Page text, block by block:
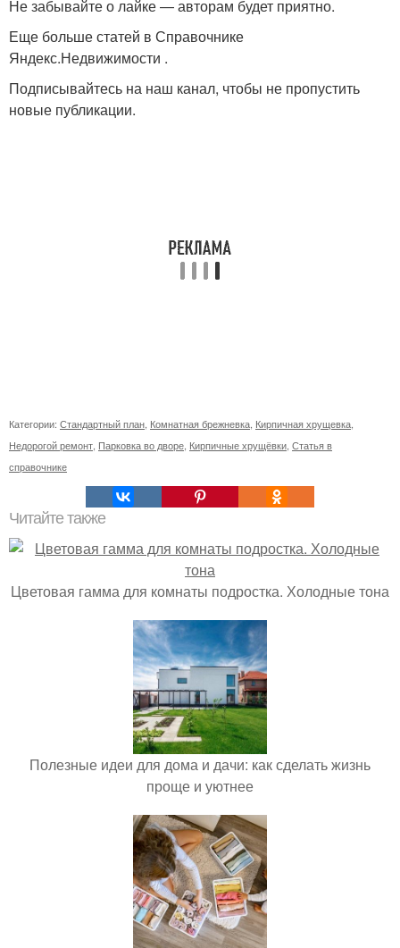
Не забывайте о лайке — авторам будет приятно.
Еще больше статей в Справочнике
Яндекс.Недвижимости .
Подписывайтесь на наш канал, чтобы не пропустить
новые публикации.
Категории: Стандартный план Комнатная брежневка Кирпичная хрущевка
Недорогой ремонт Парковка во дворе Кирпичные хрущёвки Статья в
справочнике
Читайте также
Цветовая гамма для комнаты подростка. Холодные тона
Полезные идеи для дома и дачи: как сделать жизнь
проще и уютнее